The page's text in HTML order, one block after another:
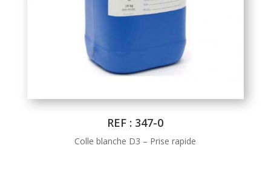
REF : 347-0
Colle blanche D3 – Prise rapide